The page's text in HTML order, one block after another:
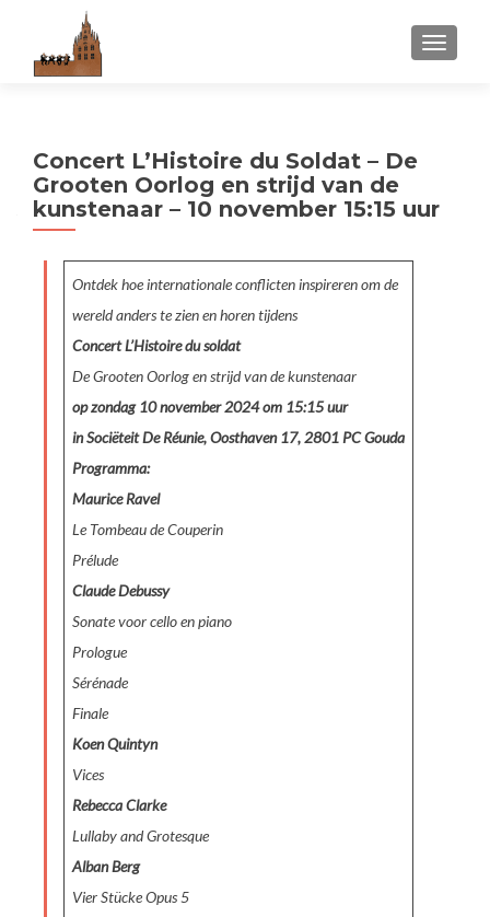
Concert L’Histoire du Soldat – De
Grooten Oorlog en strijd van de
kunstenaar – 10 november 15:15 uur
Ontdek hoe internationale conflicten inspireren om de
wereld anders te zien en horen tijdens
Concert L’Histoire du soldat
De Grooten Oorlog en strijd van de kunstenaar
op zondag 10 november 2024 om 15:15 uur
in Sociëteit De Réunie, Oosthaven 17, 2801 PC Gouda
Programma:
Maurice Ravel
Le Tombeau de Couperin
Prélude
Claude Debussy
Sonate voor cello en piano
Prologue
Sérénade
Finale
Koen Quintyn
Vices
Rebecca Clarke
Lullaby and Grotesque
Alban Berg
Vier Stücke Opus 5